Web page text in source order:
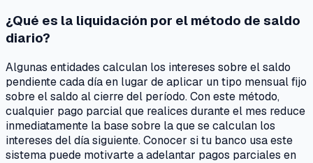
¿Qué es la liquidación por el método de saldo
diario?
Algunas entidades calculan los intereses sobre el saldo
pendiente cada día en lugar de aplicar un tipo mensual fijo
sobre el saldo al cierre del período. Con este método,
cualquier pago parcial que realices durante el mes reduce
inmediatamente la base sobre la que se calculan los
intereses del día siguiente. Conocer si tu banco usa este
sistema puede motivarte a adelantar pagos parciales en